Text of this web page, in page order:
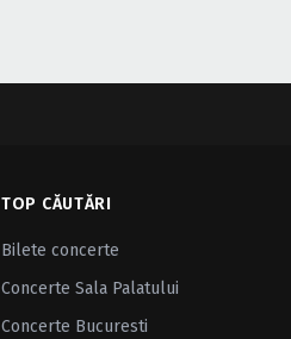
TOP CĂUTĂRI
Bilete concerte
Concerte Sala Palatului
Concerte Bucuresti